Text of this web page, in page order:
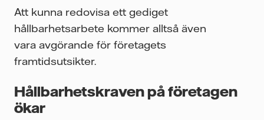
Att kunna redovisa ett gediget
hållbarhetsarbete kommer alltså även
vara avgörande för företagets
framtidsutsikter.
Hållbarhetskraven på företagen
ökar